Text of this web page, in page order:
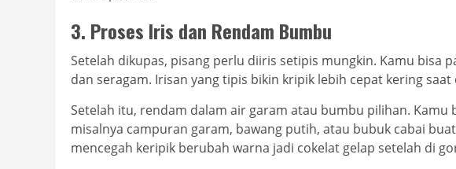
3. Proses Iris dan Rendam Bumbu
Setelah dikupas, pisang perlu diiris setipis mungkin. Kamu bisa
dan seragam. Irisan yang tipis bikin kripik lebih cepat kering
Setelah itu, rendam dalam air garam atau bumbu pilihan. Kamu
misalnya campuran garam, bawang putih, atau bubuk cabai
mencegah keripik berubah warna jadi cokelat gelap setelah di